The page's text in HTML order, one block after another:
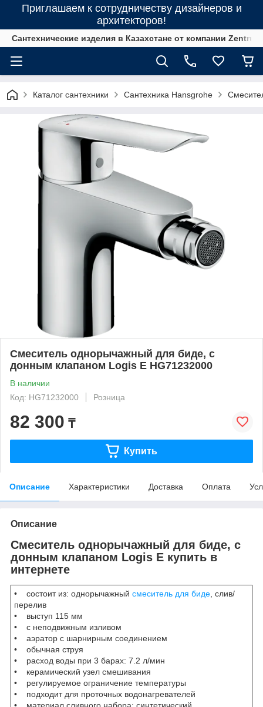
Приглашаем к сотрудничеству дизайнеров и
архитекторов!
Сантехнические изделия в Казахстане от компании Zentrum
Каталог сантехники Сантехника Hansgrohe
Смеситель однорычажный для биде, с
донным клапаном Logis E HG71232000
В наличии
Код: HG71232000
Розница
82 300 ₸
Купить
Описание Характеристики Доставка Оплата
Описание
Смеситель однорычажный для биде, с
донным клапаном Logis E купить в
интернете
• состоит из: однорычажный смеситель для биде, слив/
перелив
• выступ 115 мм
• с неподвижным изливом
• аэратор с шарнирным соединением
• обычная струя
• расход воды при 3 барах: 7.2 л/мин
• керамический узел смешивания
• регулируемое ограничение температуры
• подходит для проточных водонагревателей